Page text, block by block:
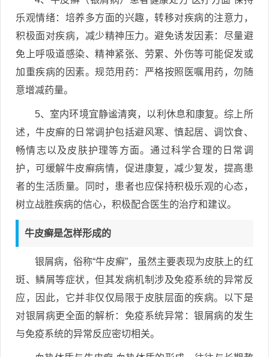
乐观情绪：培养多方面的兴趣，转移对疾病的注意力，
积极面对疾病，减少精神压力。避免诱发因素：尽量避
免上呼吸道感染、精神紧张、劳累、外伤等可能促发或
加重疾病的因素。规范用药：严格按照医嘱用药，勿随
意增减药量。
5、室内环境宜静谧清爽，以利休息和康复。综上所
述，牛皮癣的日常调护包括避风寒、慎起居、调饮食、
畅情志以及皮肤护理等方面。通过科学合理的日常调
护，可缓解牛皮癣病情，促进康复，减少复发，提高患
者的生活质量。同时，患者也应保持积极乐观的心态，
树立战胜疾病的信心，积极配合医生的治疗和建议。
牛皮癣是怎样形成的
银屑病，俗称“牛皮癣”，虽然主要表现为皮肤上的红
斑、鳞屑等症状，但其发病机制涉及免疫系统的异常反
应，因此，它并非仅仅局限于皮肤层面的疾病。以下是
对银屑病更全面的解析：免疫系统异常：银屑病的发生
与免疫系统的异常反应密切相关。